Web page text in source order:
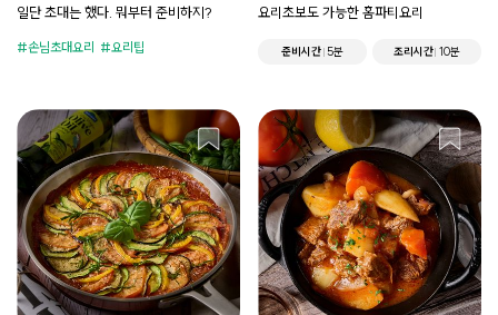
일단 초대는 했다. 뭐부터 준비하지?
손님초대요리 요리팁
요리초보도 가능한 홈파티요리
준비시간 5분 조리시간 10분